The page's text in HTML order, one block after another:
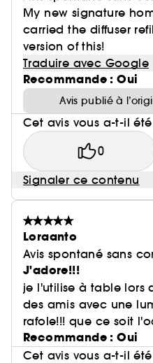
My new signature
carried the diffuser
version of this!
Traduire avec Google
Recommande : Oui
Avis publié à
Cet avis vous a-t-il
0
Signaler ce contenu
Loraanto
Avis spontané sans
J'adore!!!
je l'utilise à table lors
des amis avec une
rafole!!! que ce soit
Recommande : Oui
Cet avis vous a-t-il